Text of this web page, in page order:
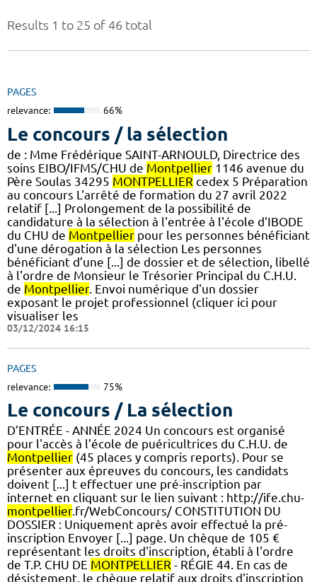
Results 1 to 25 of 46 total
PAGES
relevance: 66%
Le concours / la sélection
de : Mme Frédérique SAINT-ARNOULD, Directrice des
soins EIBO/IFMS/CHU de Montpellier 1146 avenue du
Père Soulas 34295 MONTPELLIER cedex 5 Préparation
au concours L'arrêté de formation du 27 avril 2022
relatif [...] Prolongement de la possibilité de
candidature à la sélection à l'entrée à l'école d'IBODE
du CHU de Montpellier pour les personnes bénéficiant
d'une dérogation à la sélection Les personnes
bénéficiant d’une [...] de dossier et de sélection, libellé
à l'ordre de Monsieur le Trésorier Principal du C.H.U.
de Montpellier. Envoi numérique d'un dossier
exposant le projet professionnel (cliquer ici pour
visualiser les
03/12/2024 16:15
PAGES
relevance: 75%
Le concours / La sélection
D’ENTRÉE - ANNÉE 2024 Un concours est organisé
pour l'accès à l’école de puéricultrices du C.H.U. de
Montpellier (45 places y compris reports). Pour se
présenter aux épreuves du concours, les candidats
doivent [...] t effectuer une pré-inscription par
internet en cliquant sur le lien suivant : http://ife.chu-
montpellier.fr/WebConcours/ CONSTITUTION DU
DOSSIER : Uniquement après avoir effectué la pré-
inscription Envoyer [...] page. Un chèque de 105 €
représentant les droits d'inscription, établi à l'ordre
de T.P. CHU DE MONTPELLIER - RÉGIE 44. En cas de
désistement, le chèque relatif aux droits d'inscription